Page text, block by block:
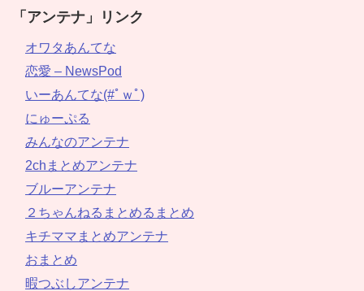
「アンテナ」リンク
オワタあんてな
恋愛 – NewsPod
いーあんてな(#ﾟｗﾟ)
にゅーぷる
みんなのアンテナ
2chまとめアンテナ
ブルーアンテナ
２ちゃんねるまとめるまとめ
キチママまとめアンテナ
おまとめ
暇つぶしアンテナ